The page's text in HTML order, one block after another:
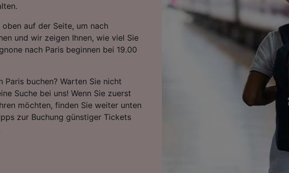
auf der Seite, um nach
und wir zeigen Ihnen, wie viel Sie
nach Paris beginnen bei 19.00
Paris buchen? Warten Sie nicht
Suche bei uns! Wenn Sie zuerst
möchten, finden Sie weiter unten
zur Buchung günstiger Tickets